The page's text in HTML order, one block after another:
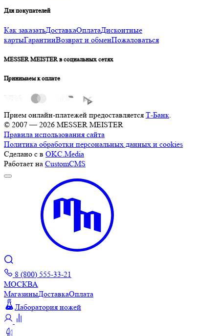
Для покупателей
Как заказатьДоставкаОплатаДисконтные
картыГарантииВозврат и обменПожаловаться
MESSER MEISTER в социальных сетях
Принимаем к оплате
Прием онлайн-платежей предоставляется Т-Банк
© 2007 — 2026 MESSER MEISTER
Правила использования сайта
Политика обработки персональных данных и cookies
Сделано с в OKC.Media
Работает на CustomCMS
8 (800) 555-33-21
МОСКВА
МагазиныДоставкаОплата
Лаборатория ножей